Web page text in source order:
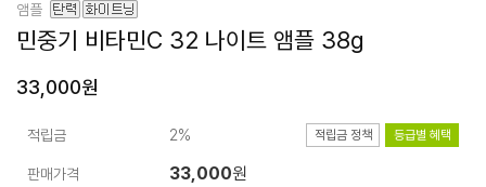
앰플
민중기 비타민C 32 나이트 앰플 38g
33,000원
적립금 2% 적립금 정책 등급별 혜택
판매가격 33,000원